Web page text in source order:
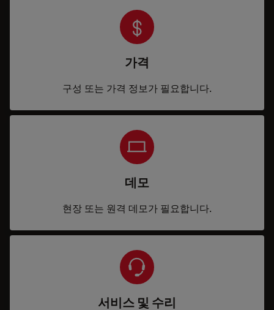
가격
구성 또는 가격 정보가 필요합니다.
데모
현장 또는 원격 데모가 필요합니다.
서비스 및 수리